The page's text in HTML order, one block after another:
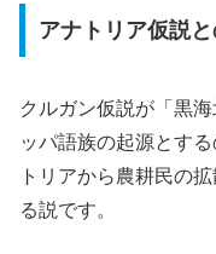
アナトリア仮説
クルガン仮説が「黒
ッパ語族の起源とす
トリアから農耕民の
る説です。